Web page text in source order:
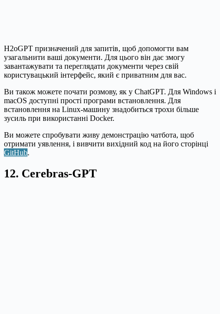
H2oGPT призначений для запитів, щоб допомогти вам
узагальнити ваші документи. Для цього він дає змогу
завантажувати та переглядати документи через свій
користувацький інтерфейс, який є приватним для вас.
Ви також можете почати розмову, як у ChatGPT. Для Windows і
macOS доступні прості програми встановлення. Для
встановлення на Linux-машину знадобиться трохи більше
зусиль при використанні Docker.
Ви можете спробувати живу демонстрацію чатбота, щоб
отримати уявлення, і вивчити вихідний код на його сторінці
GitHub.
12. Cerebras-GPT